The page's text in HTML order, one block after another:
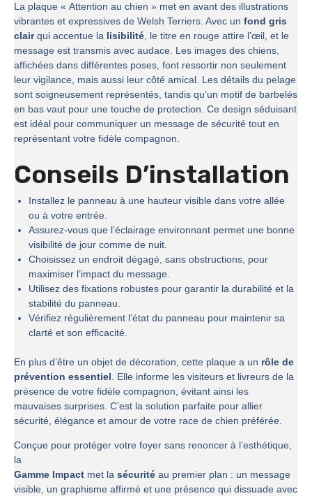
La plaque « Attention au chien » met en avant des illustrations
vibrantes et expressives de Welsh Terriers. Avec un fond gris
clairqui accentue la lisibilité, le titre en rouge attire l’œil, et le
message est transmis avec audace. Les images des chiens,
affichées dans différentes poses, font ressortir non seulement
leur vigilance, mais aussi leur côté amical. Les détails du pelage
sont soigneusement représentés, tandis qu’un motif de barbelés
en bas vaut pour une touche de protection. Ce design séduisant
est idéal pour communiquer un message de sécurité tout en
représentant votre fidèle compagnon.
Conseils D’installation
Installez le panneau à une hauteur visible dans votre allée
ou à votre entrée.
Assurez-vous que l’éclairage environnant permet une bonne
visibilité de jour comme de nuit.
Choisissez un endroit dégagé, sans obstructions, pour
maximiser l’impact du message.
Utilisez des fixations robustes pour garantir la durabilité et la
stabilité du panneau.
Vérifiez régulièrement l’état du panneau pour maintenir sa
clarté et son efficacité.
En plus d’être un objet de décoration, cette plaque a un rôle de
prévention essentiel. Elle informe les visiteurs et livreurs de la
présence de votre fidèle compagnon, évitant ainsi les
mauvaises surprises. C’est la solution parfaite pour allier
sécurité, élégance et amour de votre race de chien préférée.
Conçue pour protéger votre foyer sans renoncer à l’esthétique,
la
Gamme Impact met la sécurité au premier plan : un message
visible, un graphisme affirmé et une présence qui dissuade avec